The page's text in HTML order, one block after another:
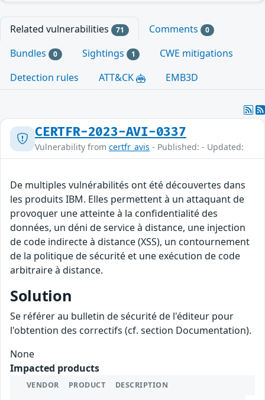
Related vulnerabilities 71 Comments 0
Bundles 0 Sightings 1
CWE mitigations
Detection rules
ATT&CK EMB3D
CERTFR-2023-AVI-0337
Vulnerability from certfr_avis - Published: - Updated:
De multiples vulnérabilités ont été découvertes dans
les produits IBM. Elles permettent à un attaquant de
provoquer une atteinte à la confidentialité des
données, un déni de service à distance, une injection
de code indirecte à distance (XSS), un contournement
de la politique de sécurité et une exécution de code
arbitraire à distance.
Solution
Se référer au bulletin de sécurité de l'éditeur pour
l'obtention des correctifs (cf. section Documentation).
None
Impacted products
VENDOR PRODUCT DESCRIPTION